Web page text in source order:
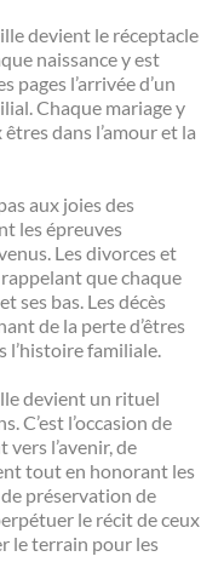
devient le réceptacle
naissance y est
pages l’arrivée d’un
Chaque mariage y
dans l’amour et la
aux joies des
les épreuves
Les divorces et
que chaque
ses bas. Les décès
de la perte d’êtres
l’histoire familiale.
devient un rituel
C’est l’occasion de
l’avenir, de
tout en honorant les
préservation de
le récit de ceux
le terrain pour les